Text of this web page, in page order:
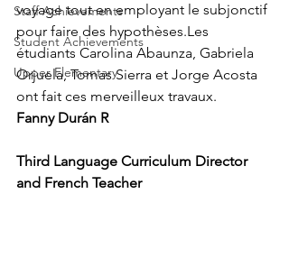
Staff Achievements
Student Achievements
Upper Elementary
voyage tout en employant le subjonctif
pour faire des hypothèses.Les
étudiants Carolina Abaunza, Gabriela
Orjuela, Tomas Sierra et Jorge Acosta
ont fait ces merveilleux travaux.
Fanny Durán R
Third Language Curriculum Director
and French Teacher